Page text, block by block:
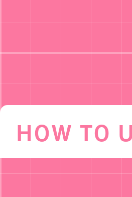
HOW TO